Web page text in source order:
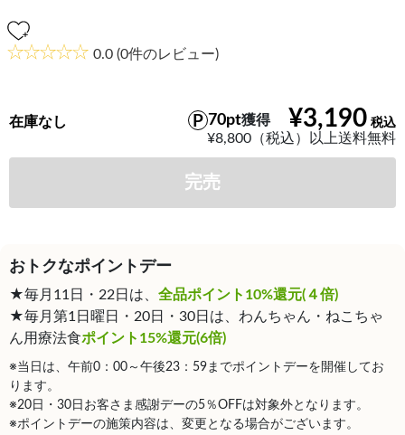
0.0 (0件のレビュー)
¥3,190
70pt獲得
¥8,800（税込）以上送料無料
在庫なし
完売
おトクなポイントデー
★毎月11日・22日は、 全品ポイント10%還元(４倍)
★毎月第1日曜日・20日・30日は、わんちゃん・ねこちゃ
ん用療法食ポイント15%還元(6倍)
※当日は、午前0：00～午後23：59までポイントデーを開催してお
ります。
※20日・30日お客さま感謝デーの5％OFFは対象外となります。
※ポイントデーの施策内容は、変更となる場合がございます。